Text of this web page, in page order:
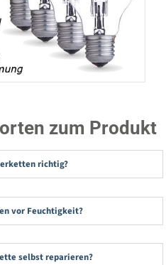
zum Produkt
richtig?
vor Feuchtigkeit?
selbst reparieren?